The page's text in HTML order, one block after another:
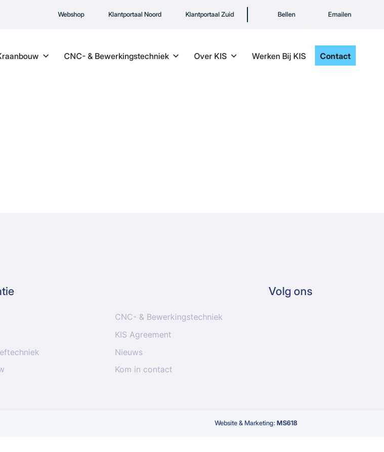
Webshop Klantportaal Noord Klantportaal Zuid Bellen Emailen
CNC- & Bewerkingstechniek Over KIS Werken Bij KIS Contact
CNC- & Bewerkingstechniek
KIS Agreement
Nieuws
Kom in contact
Volg ons
Website & Marketing: MS618